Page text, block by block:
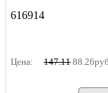
616914
Цена: 147.11 88.26руб.